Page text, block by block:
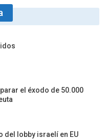
el éxodo de 50.000
del lobby israelí en EU